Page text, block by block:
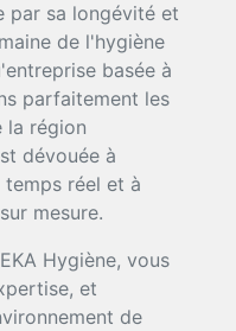
par sa longévité et
de l'hygiène
basée à
parfaitement les
la région
dévouée à
réel et à
mesure.
Hygiène, vous
et
de